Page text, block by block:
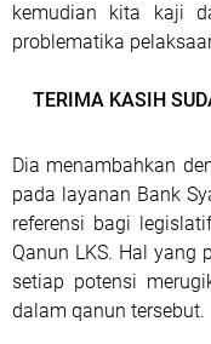
kemudian kita kaji
problematika
TERIMA KASIH
Dia menambahkan
pada layanan Bank
referensi bagi
Qanun LKS. Hal yang
setiap potensi
dalam qanun tersebut.